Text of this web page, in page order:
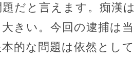
だと言えます。痴漢
きい。今回の逮捕は
的な問題は依然とし